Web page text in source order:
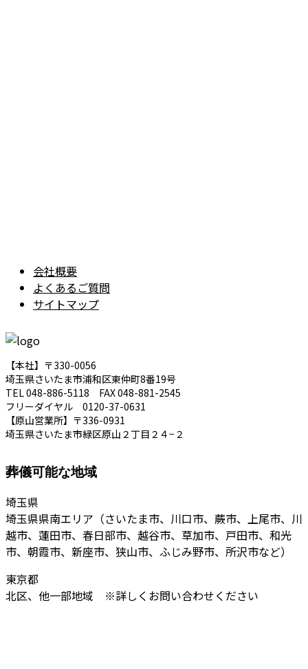
会社概要
よくあるご質問
サイトマップ
【本社】〒330-0056
埼玉県さいたま市浦和区東仲町8番19号
TEL 048-886-5118 FAX 048-881-2545
フリーダイヤル 0120-37-0631
【原山営業所】〒336-0931
埼玉県さいたま市緑区原山２丁目２４−２
葬儀可能な地域
埼玉県
埼玉県県南エリア（さいたま市、川口市、蕨市、上尾市、川
越市、蓮田市、春日部市、越谷市、草加市、戸田市、和光
市、朝霞市、新座市、狭山市、ふじみ野市、所沢市など）
東京都
北区、他一部地域 ※詳しくお問い合わせください